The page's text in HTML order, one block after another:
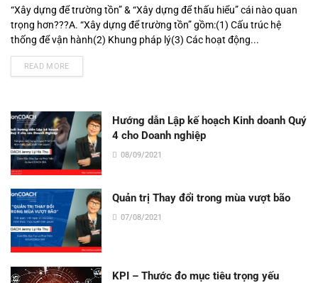
“Xây dựng để trường tồn” & “Xây dựng để thấu hiểu” cái nào quan
trọng hơn???A. “Xây dựng để trường tồn” gồm:(1) Cấu trúc hệ
thống để vận hành(2) Khung pháp lý(3) Các hoạt động...
READ MORE
Hướng dẫn Lập kế hoạch Kinh doanh Quý
4 cho Doanh nghiệp
08/09/2021
Quản trị Thay đổi trong mùa vượt bão
07/08/2021
KPI – Thước đo mục tiêu trọng yếu